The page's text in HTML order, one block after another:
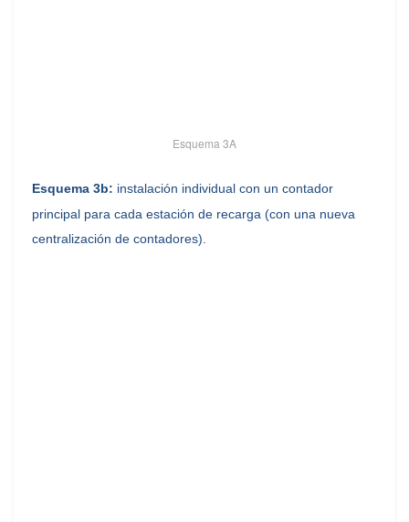
Esquema 3A
Esquema 3b: instalación individual con un contador
principal para cada estación de recarga (con una nueva
centralización de contadores).